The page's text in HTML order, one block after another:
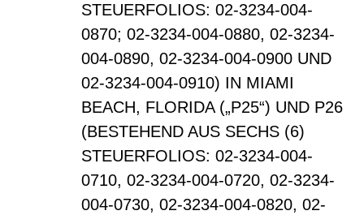
STEUERFOLIOS: 02-3234-004-
0870; 02-3234-004-0880, 02-3234-
004-0890, 02-3234-004-0900 UND
02-3234-004-0910) IN MIAMI
BEACH, FLORIDA („P25“) UND P26
(BESTEHEND AUS SECHS (6)
STEUERFOLIOS: 02-3234-004-
0710, 02-3234-004-0720, 02-3234-
004-0730, 02-3234-004-0820, 02-